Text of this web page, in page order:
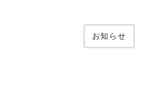
お知らせ